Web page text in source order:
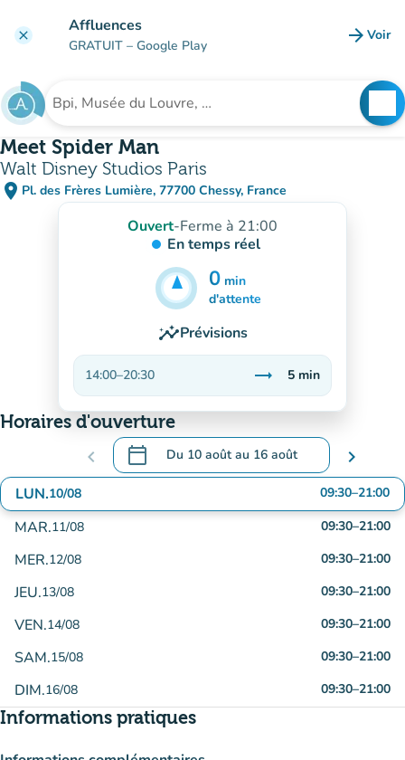
clear Affluences
GRATUIT – Google Play arrow_forward Voir
Rechercher un établissement
Meet Spider Man
Walt Disney Studios Paris
place Pl. des Frères Lumière, 77700 Chessy, France
(ouvrir dans Google Maps)
(nouvel onglet)
Ouvert-Ferme à 21:00
En temps réel
0 min
5min
d'attente
insightsPrévisions
14:00–20:30 trending_flat
Stable
5 min
Horaires d'ouverture
chevron_left calendar_today Du 10 aoûtau 16 août
.Ouvrir le calendrier pour changer de
chevron_right
LUN.10/08 09:30–21:00
MAR.11/08 09:30–21:00
MER.12/08 09:30–21:00
JEU.13/08 09:30–21:00
VEN.14/08 09:30–21:00
SAM.15/08 09:30–21:00
DIM.16/08 09:30–21:00
Informations pratiques